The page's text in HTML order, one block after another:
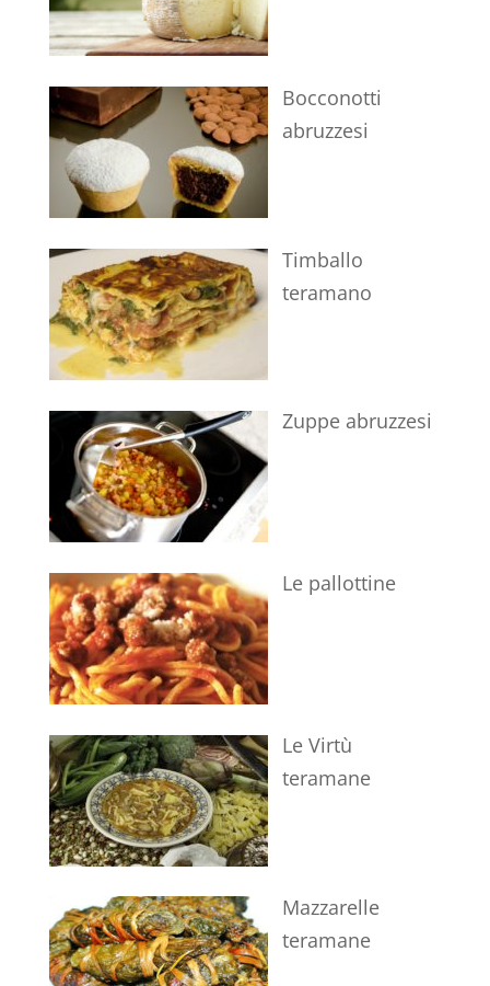
Bocconotti
abruzzesi
Timballo
teramano
Zuppe abruzzesi
Le pallottine
Le Virtù
teramane
Mazzarelle
teramane